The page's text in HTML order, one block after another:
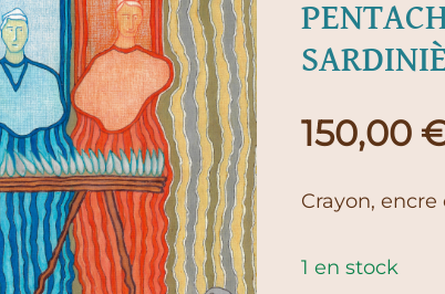
150,00
Crayon,
1 en stock